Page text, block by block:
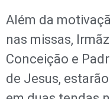
Além da
nas missas,
Conceição e
de Jesus,